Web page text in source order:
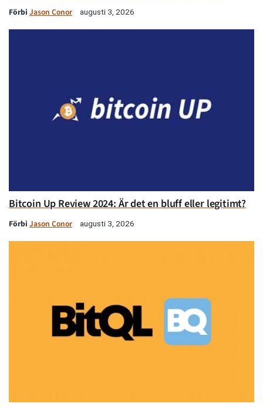
Förbi Jason Conor augusti 3, 2026
Bitcoin Up Review 2024: Är det en bluff eller legitimt?
Förbi Jason Conor augusti 3, 2026